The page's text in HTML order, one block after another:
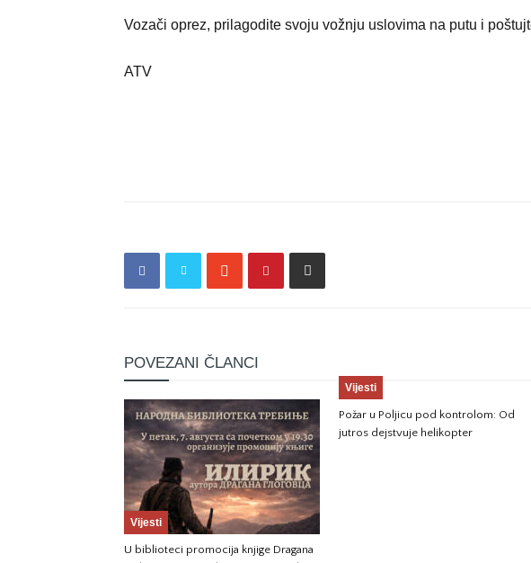
Vozači oprez, prilagodite svoju vožnju uslovima na putu i
ATV
POVEZANI ČLANCI
Vijesti
U biblioteci promocija knjige Dragana
Vijesti
Požar u Poljicu pod kontrolom: Od
jutros dejstvuje helikopter